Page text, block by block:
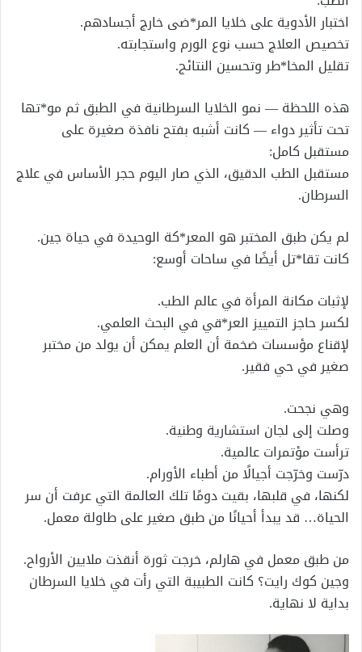
اختبار الأدوية على خلايا المر*ضى خارج أجسادهم.
تخصيص العلاج حسب نوع الورم واستجابته.
تقليل المخا*طر وتحسين النتائج.
هذه اللحظة — نمو الخلايا السرطانية في الطبق ثم مو*تها
تحت تأثير دواء — كانت أشبه بفتح نافذة صغيرة على
مستقبل كامل:
مستقبل الطب الدقيق، الذي صار اليوم حجر الأساس في علاج
السرطان.
لم يكن طبق المختبر هو المعر*كة الوحيدة في حياة جين.
كانت تقا*تل أيضًا في ساحات أوسع:
لإثبات مكانة المرأة في عالم الطب.
لكسر حاجز التمييز العر*قي في البحث العلمي.
لإقناع مؤسسات ضخمة أن العلم يمكن أن يولد من مختبر
صغير في حي فقير.
وهي نجحت.
وصلت إلى لجان استشارية وطنية.
ترأست مؤتمرات عالمية.
درّست وخرّجت أجيالًا من أطباء الأورام.
لكنها، في قلبها، بقيت دومًا تلك العالمة التي عرفت أن سر
الحياة… قد يبدأ أحيانًا من طبق صغير على طاولة معمل.
من طبق معمل في هارلم، خرجت ثورة أنقذت ملايين الأرواح.
وجين كوك رايت؟ كانت الطبيبة التي رأت في خلايا السرطان
بداية لا نهاية.